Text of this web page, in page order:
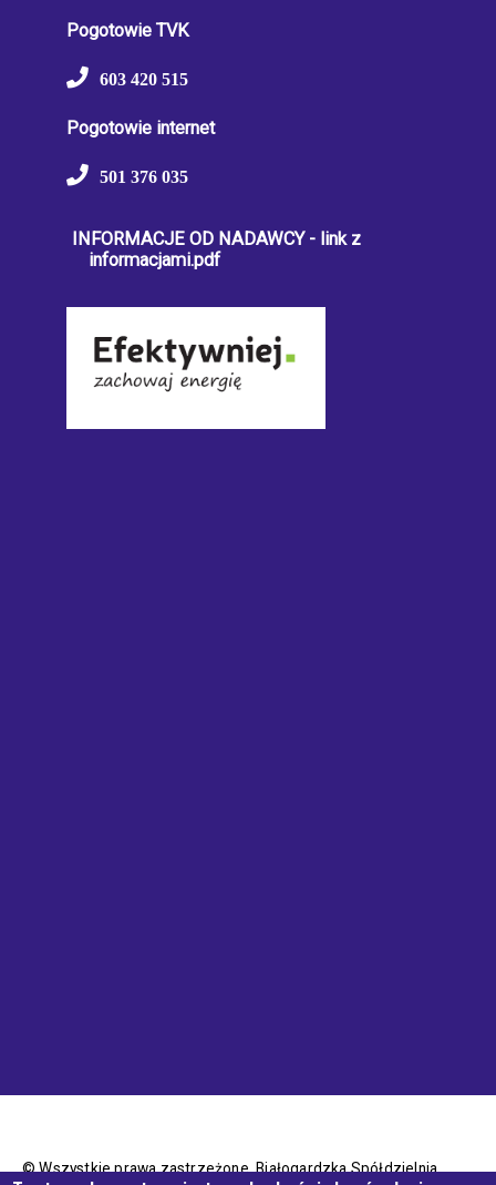
Pogotowie TVK
603 420 515
Pogotowie internet
501 376 035
INFORMACJE OD NADAWCY - link z
informacjami.pdf
© Wszystkie prawa zastrzeżone, Białogardzka Spółdzielnia